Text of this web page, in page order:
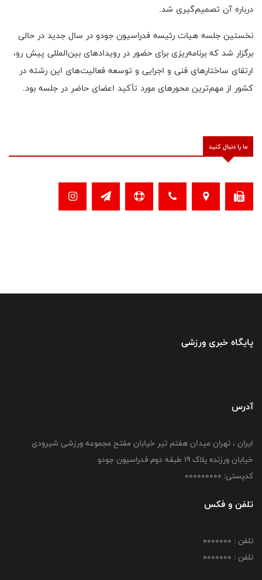
درباره آن تصمیم‌گیری شد.
نخستین جلسه هیات رئیسه فدراسیون جودو در سال جدید در حالی
برگزار شد که برنامه‌ریزی برای حضور در رویدادهای بین‌المللی پیش رو،
ارتقای ساختارهای فنی و اجرایی و توسعه فعالیت‌های این رشته در
کشور از مهم‌ترین محورهای مورد تأکید اعضای حاضر در جلسه بود.
ما را دنبال کنید
پایگاه خبری ورزشی
آدرس
ایران ، تهران میدان هفتم تیر خیابان مفتح مجموعه ورزشی شیرودی
خیابان ورزنده پلاک ۱۹ طبقه دوم فدراسیون جودو
کدپستی: 000000000
تلفن و فکس
تلفن : 0000000
تلفن : 0000000